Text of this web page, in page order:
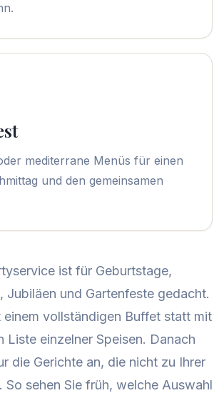
mediterrane Menüs für einen
und den gemeinsamen
ist für Geburtstage,
Jubiläen und Gartenfeste gedacht.
einem vollständigen Buffet statt mit
Liste einzelner Speisen. Danach
die Gerichte an, die nicht zu Ihrer
So sehen Sie früh, welche Auswahl